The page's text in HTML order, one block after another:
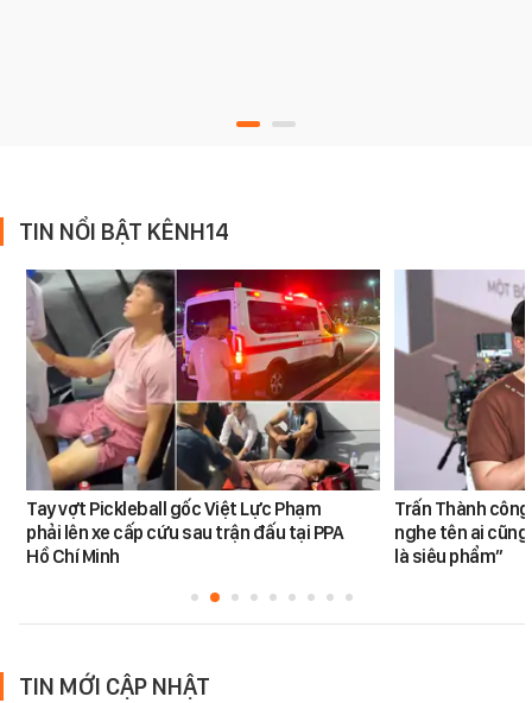
TIN NỔI BẬT KÊNH14
Tay vợt Pickleball gốc Việt Lực Phạm
phải lên xe cấp cứu sau trận đấu tại PPA
Hồ Chí Minh
Trấn Thành
nghe tên ai
là siêu phẩm”
TIN MỚI CẬP NHẬT